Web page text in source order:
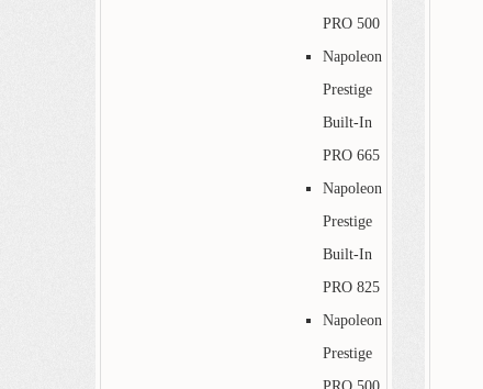
PRO 500
Napoleon
Prestige
Built-In
PRO 665
Napoleon
Prestige
Built-In
PRO 825
Napoleon
Prestige